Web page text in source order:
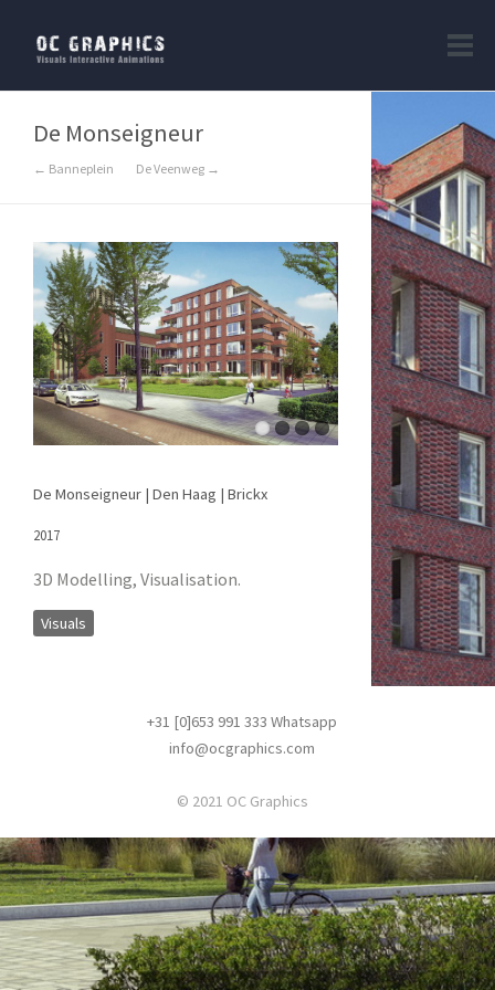
De Monseigneur
← Banneplein De Veenweg →
De Monseigneur | Den Haag | Brickx
2017
3D Modelling, Visualisation.
Visuals
+31 [0]653 991 333 Whatsapp
info@ocgraphics.com
© 2021 OC Graphics